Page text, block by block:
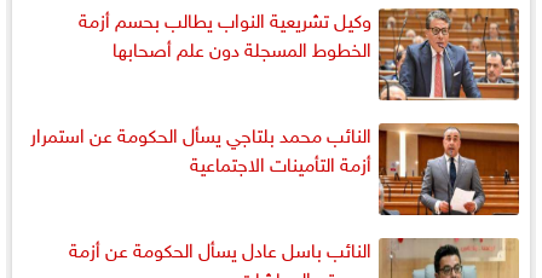
وكيل تشريعية النواب يطالب بحسم أزمة
الخطوط المسجلة دون علم أصحابها
النائب محمد بلتاجي يسأل الحكومة عن استمرار
أزمة التأمينات الاجتماعية
النائب باسل عادل يسأل الحكومة عن أزمة